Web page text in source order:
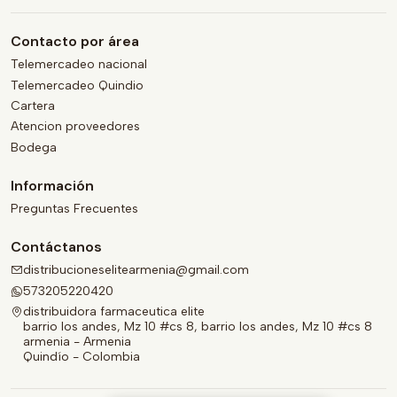
Contacto por área
Telemercadeo nacional
Telemercadeo Quindio
Cartera
Atencion proveedores
Bodega
Información
Preguntas Frecuentes
Contáctanos
distribucioneselitearmenia@gmail.com
573205220420
distribuidora farmaceutica elite
barrio los andes, Mz 10 #cs 8, barrio los andes, Mz 10 #cs 8
armenia - Armenia
Quindío - Colombia